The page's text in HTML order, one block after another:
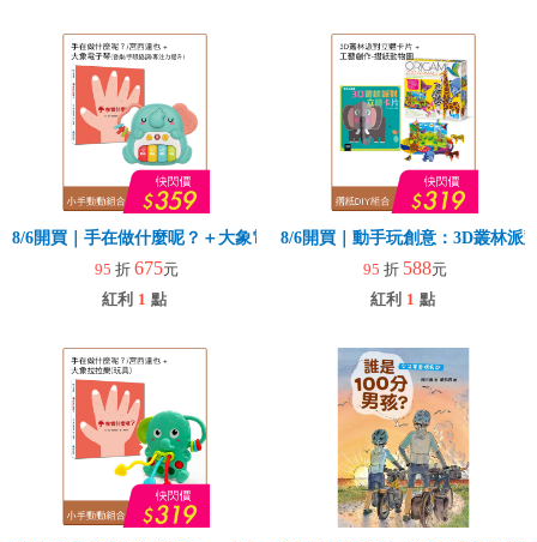
8/6開買｜手在做什麼呢？＋大象電子琴
95 折 675元
紅利 1 點
8/6開買｜動手玩創意：3D叢林派
95 折 588元
紅利 1 點